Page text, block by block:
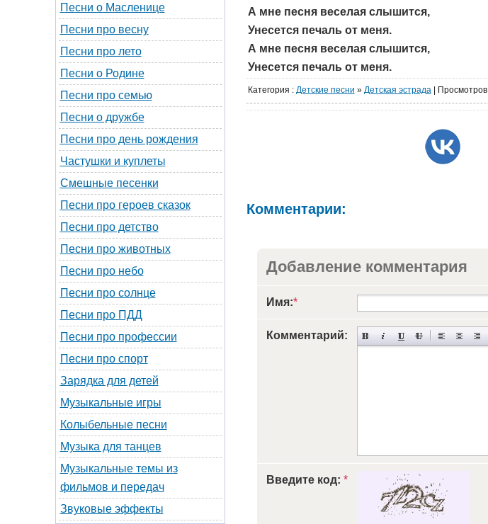
Песни о Масленице
Песни про весну
Песни про лето
Песни о Родине
Песни про семью
Песни о дружбе
Песни про день рождения
Частушки и куплеты
Смешные песенки
Песни про героев сказок
Песни про детство
Песни про животных
Песни про небо
Песни про солнце
Песни про ПДД
Песни про профессии
Песни про спорт
Зарядка для детей
Музыкальные игры
Колыбельные песни
Музыка для танцев
Музыкальные темы из
фильмов и передач
Звуковые эффекты
А мне песня веселая слышится,
Унесется печаль от меня.
А мне песня веселая слышится,
Унесется печаль от меня.
Категория : Детские песни » Детская эстрада | Просмотров
Комментарии:
Добавление комментария
Имя:*
Комментарий:
Введите код: *